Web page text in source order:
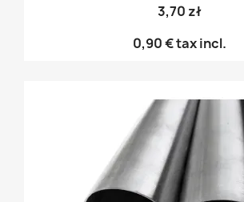
3,70 zł
0,90 €tax incl.